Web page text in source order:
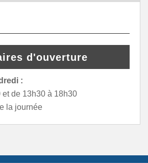
d'ouverture
:
et de 13h30 à 18h30
la journée